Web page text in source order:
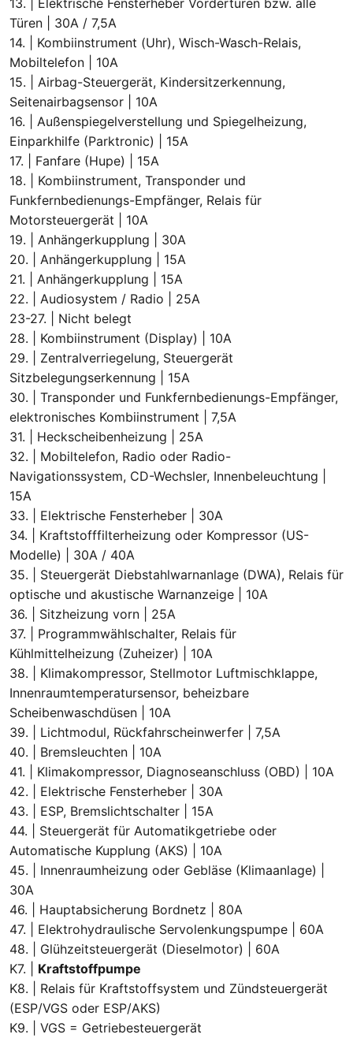
Türen | 30A / 7,5A
14. | Kombiinstrument (Uhr), Wisch-Wasch-Relais,
Mobiltelefon | 10A
15. | Airbag-Steuergerät, Kindersitzerkennung,
Seitenairbagsensor | 10A
16. | Außenspiegelverstellung und Spiegelheizung,
Einparkhilfe (Parktronic) | 15A
17. | Fanfare (Hupe) | 15A
18. | Kombiinstrument, Transponder und
Funkfernbedienungs-Empfänger, Relais für
Motorsteuergerät | 10A
19. | Anhängerkupplung | 30A
20. | Anhängerkupplung | 15A
21. | Anhängerkupplung | 15A
22. | Audiosystem / Radio | 25A
23-27. | Nicht belegt
28. | Kombiinstrument (Display) | 10A
29. | Zentralverriegelung, Steuergerät
Sitzbelegungserkennung | 15A
30. | Transponder und Funkfernbedienungs-Empfänger,
elektronisches Kombiinstrument | 7,5A
31. | Heckscheibenheizung | 25A
32. | Mobiltelefon, Radio oder Radio-
Navigationssystem, CD-Wechsler, Innenbeleuchtung |
15A
33. | Elektrische Fensterheber | 30A
34. | Kraftstofffilterheizung oder Kompressor (US-
Modelle) | 30A / 40A
35. | Steuergerät Diebstahlwarnanlage (DWA), Relais für
optische und akustische Warnanzeige | 10A
36. | Sitzheizung vorn | 25A
37. | Programmwählschalter, Relais für
Kühlmittelheizung (Zuheizer) | 10A
38. | Klimakompressor, Stellmotor Luftmischklappe,
Innenraumtemperatursensor, beheizbare
Scheibenwaschdüsen | 10A
39. | Lichtmodul, Rückfahrscheinwerfer | 7,5A
40. | Bremsleuchten | 10A
41. | Klimakompressor, Diagnoseanschluss (OBD) | 10A
42. | Elektrische Fensterheber | 30A
43. | ESP, Bremslichtschalter | 15A
44. | Steuergerät für Automatikgetriebe oder
Automatische Kupplung (AKS) | 10A
45. | Innenraumheizung oder Gebläse (Klimaanlage) |
30A
46. | Hauptabsicherung Bordnetz | 80A
47. | Elektrohydraulische Servolenkungspumpe | 60A
48. | Glühzeitsteuergerät (Dieselmotor) | 60A
K7. | Kraftstoffpumpe
K8. | Relais für Kraftstoffsystem und Zündsteuergerät
(ESP/VGS oder ESP/AKS)
K9. | VGS = Getriebesteuergerät